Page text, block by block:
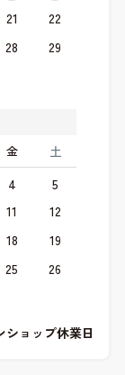
21
22
28
29
金 土
4
5
11
12
18
19
25
26
ショップ休業日